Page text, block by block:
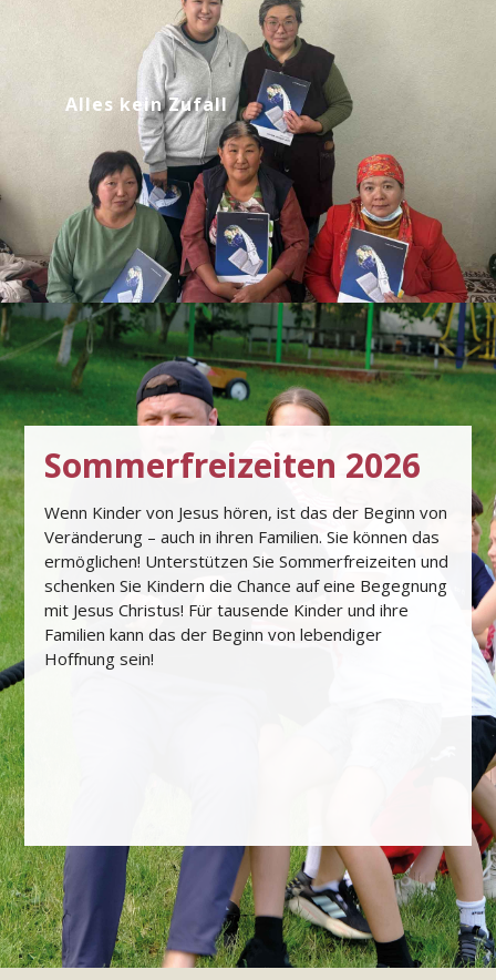
Alles kein Zufall
Sommerfreizeiten 2026
Wenn Kinder von Jesus hören, ist das der Beginn von
Veränderung – auch in ihren Familien. Sie können das
ermöglichen! Unterstützen Sie Sommerfreizeiten und
schenken Sie Kindern die Chance auf eine Begegnung
mit Jesus Christus! Für tausende Kinder und ihre
Familien kann das der Beginn von lebendiger
Hoﬀnung sein!